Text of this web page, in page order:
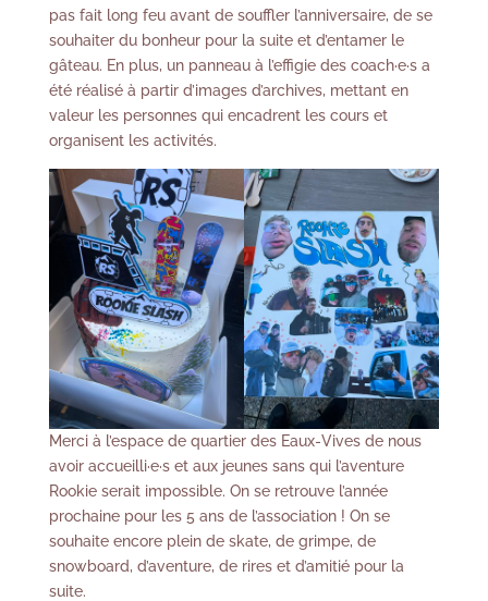
pas fait long feu avant de souffler l’anniversaire, de se
souhaiter du bonheur pour la suite et d’entamer le
gâteau. En plus, un panneau à l’effigie des coach·e·s a
été réalisé à partir d’images d’archives, mettant en
valeur les personnes qui encadrent les cours et
organisent les activités.
Merci à l’espace de quartier des Eaux-Vives de nous
avoir accueilli·e·s et aux jeunes sans qui l’aventure
Rookie serait impossible. On se retrouve l’année
prochaine pour les 5 ans de l’association ! On se
souhaite encore plein de skate, de grimpe, de
snowboard, d’aventure, de rires et d’amitié pour la
suite.